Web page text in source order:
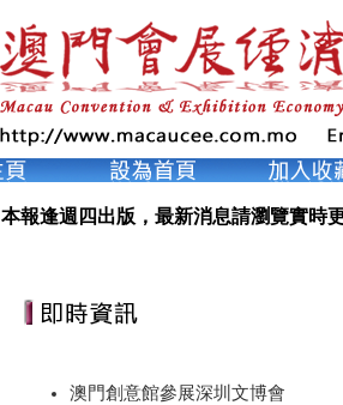
本報逢週四出版，最新消息請瀏覽實時
澳門創意館參展深圳文博會